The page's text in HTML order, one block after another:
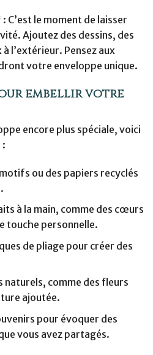
le moment de laisser
Ajoutez des dessins, des
l’extérieur. Pensez aux
votre enveloppe unique.
embellir votre
encore plus spéciale, voici
:
ou des papiers recyclés
à la main, comme des cœurs
touche personnelle.
de pliage pour créer des
naturels, comme des fleurs
ajoutée.
pour évoquer des
vous avez partagés.